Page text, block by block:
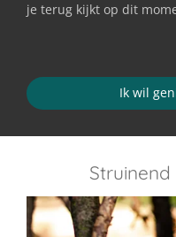
je terug kijkt op dit
Ik wil